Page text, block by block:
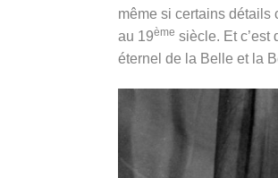
même si certains détails
au 19ème siècle. Et c’est
éternel de la Belle et la